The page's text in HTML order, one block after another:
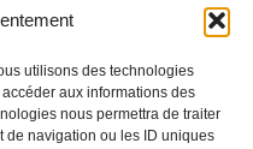
utilisons des technologies
aux informations des
nous permettra de traiter
de navigation ou les ID uniques